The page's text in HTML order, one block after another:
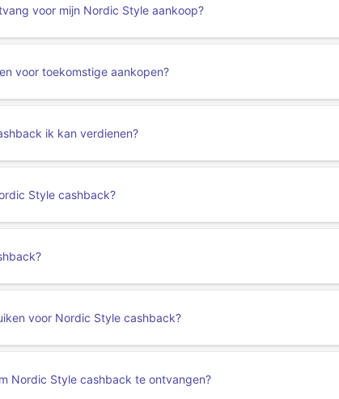
voor mijn Nordic Style aankoop?
voor toekomstige aankopen?
ik kan verdienen?
Style cashback?
voor Nordic Style cashback?
Nordic Style cashback te ontvangen?